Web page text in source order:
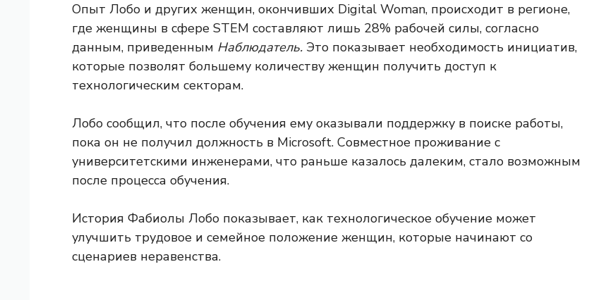
Опыт Лобо и других женщин, окончивших Digital Woman, происходит в регионе,
где женщины в сфере STEM составляют лишь 28% рабочей силы, согласно
данным, приведенным Наблюдатель. Это показывает необходимость инициатив,
которые позволят большему количеству женщин получить доступ к
технологическим секторам.
Лобо сообщил, что после обучения ему оказывали поддержку в поиске работы,
пока он не получил должность в Microsoft. Совместное проживание с
университетскими инженерами, что раньше казалось далеким, стало возможным
после процесса обучения.
История Фабиолы Лобо показывает, как технологическое обучение может
улучшить трудовое и семейное положение женщин, которые начинают со
сценариев неравенства.